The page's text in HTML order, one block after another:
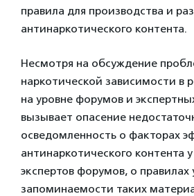
правила для производства и
антинаркотического контента.
Несмотря на обсуждение
наркотической зависимости в
на уровне форумов и
вызывает опасение
осведомленность о факторах
антинаркотического контента
экспертов форумов, о правилах
запоминаемости таких